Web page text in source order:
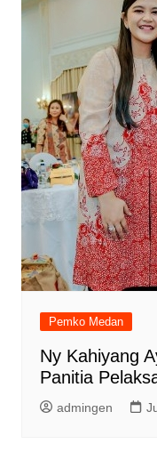
Pemko Medan
Ny Kahiyang
Panitia
admingen